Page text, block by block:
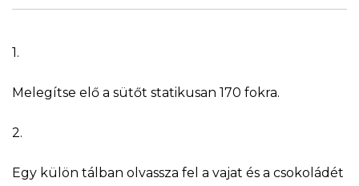
1.
Melegítse elő a sütőt statikusan 170 fokra.
2.
Egy külön tálban olvassza fel a vajat és a csokoládét